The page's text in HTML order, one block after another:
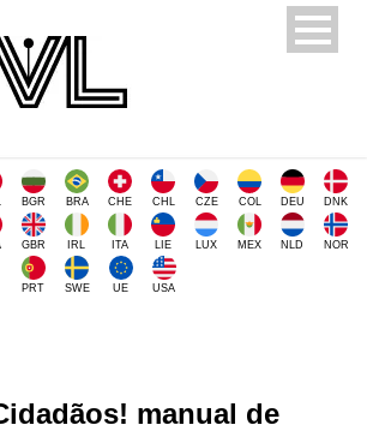
BGR BRA CHE CHL CZE COL DEU DNK
GBR IRL ITA LIE LUX MEX NLD NOR
PRT SWE UE USA
manual de